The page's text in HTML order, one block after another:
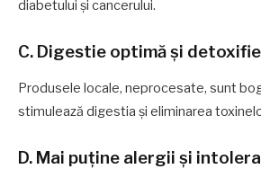
diabetului și cancerului.
C. Digestie optimă și
Produsele locale, neprocesate, sunt
stimulează digestia și eliminarea
D. Mai puține alergii și